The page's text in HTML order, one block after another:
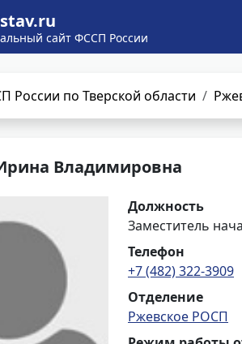
сайт ФССП России
России по Тверской области
Владимировна
Должность
Заместитель
Телефон
+7 (482) 322-3909
Отделение
Ржевское РОСП